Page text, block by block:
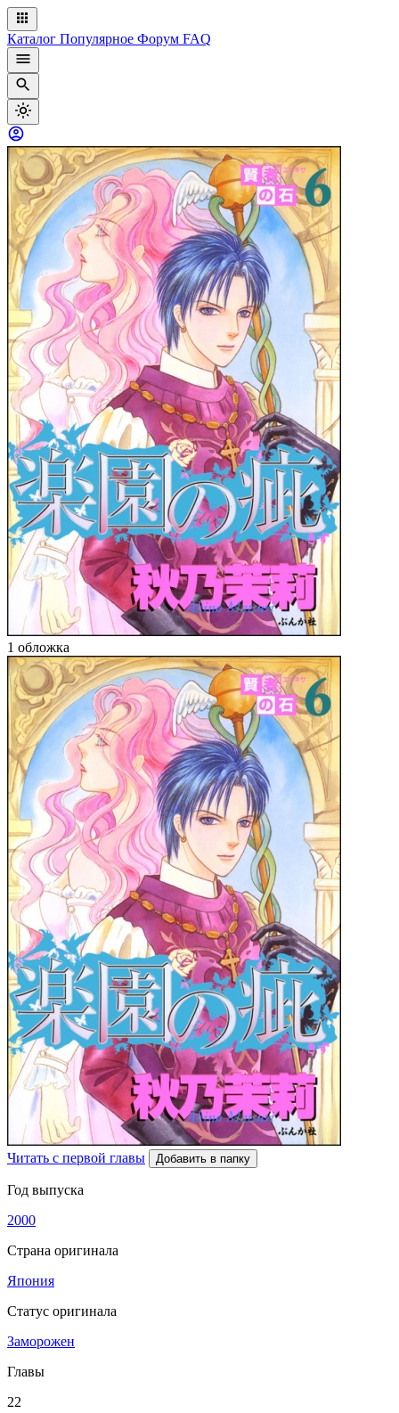
Каталог Популярное Форум FAQ
1 обложка
Читать с первой главы Добавить в папку
Год выпуска
2000
Страна оригинала
Япония
Статус оригинала
Заморожен
Главы
22